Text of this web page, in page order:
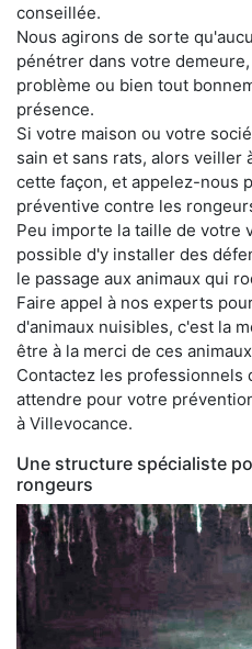
conseillée.
Nous agirons de sorte
pénétrer dans votre
problème ou bien tout
présence.
Si votre maison ou votre
sain et sans rats, alors veiller
cette façon, et appelez-nous
préventive contre les
Peu importe la taille de votre
possible d'y installer des
le passage aux animaux qui
Faire appel à nos experts
d'animaux nuisibles, c'est la
être à la merci de ces
Contactez les professionnels
attendre pour votre
à Villevocance.
Une structure spécialiste
rongeurs